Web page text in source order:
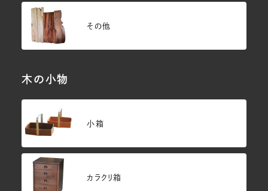
その他
木の小物
小箱
カラクリ箱